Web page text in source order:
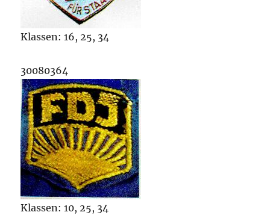
Klassen: 16, 25, 34
30080364
Klassen: 10, 25, 34